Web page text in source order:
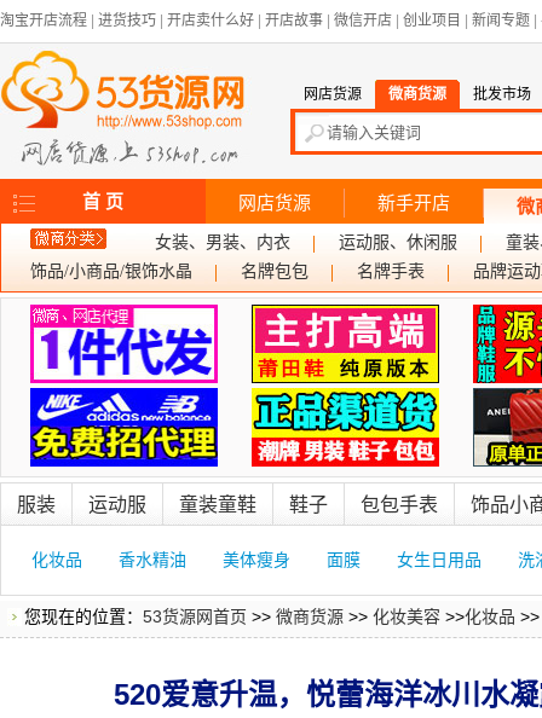
淘宝开店流程 进货技巧 开店卖什么好 开店故事 微信开店 创业项目 新闻专题
网店货源 微商货源 批发市场
首 页 网店货源 新手开店 微
女装、男装、内衣 运动服、休闲服
童
饰品/小商品/银饰水晶
名牌包包 名牌手表 品牌运
服装 运动服 童装童鞋 鞋子 包包手表 饰品小
化妆品 香水精油 美体瘦身 面膜 女生日用品 洗
您现在的位置： 53货源网首页 >> 微商货源 >> 化妆美容 >>化妆品
520爱意升温，悦蕾海洋冰川水